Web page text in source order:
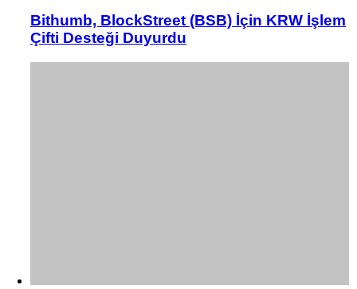
Bithumb, BlockStreet (BSB) İçin KRW İşlem
Çifti Desteği Duyurdu